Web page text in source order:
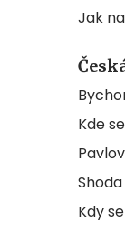
Jak
Kde
Kdy